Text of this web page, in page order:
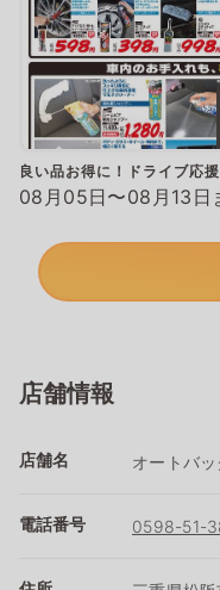
良い品お得に！ドライブ応援
08月05日〜08月13日
店舗情報
店舗名 オートバ
電話番号 0598-51-